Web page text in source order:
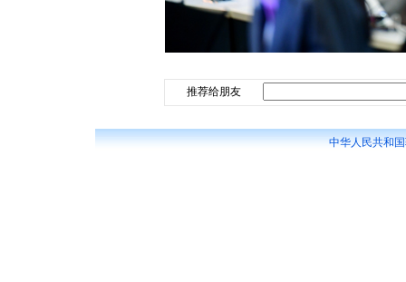
推荐给朋友
中华人民共和